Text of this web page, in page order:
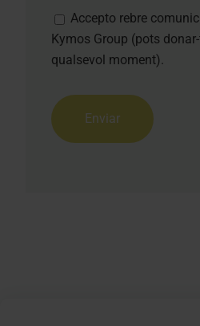
Accepto rebre
Kymos Group (pots
qualsevol moment).